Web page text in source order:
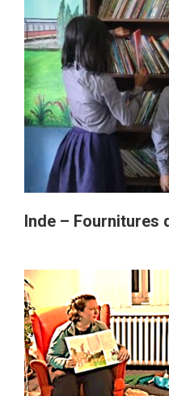
Inde – Fournitures